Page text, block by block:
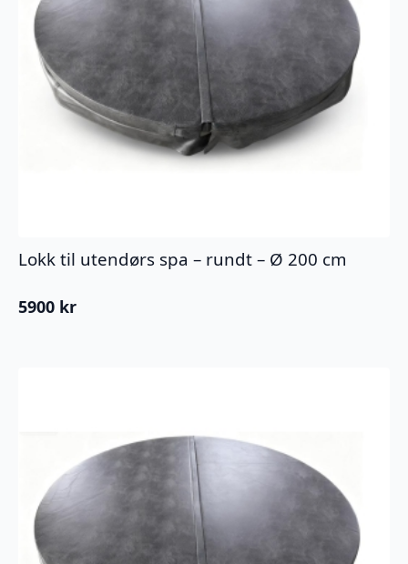
Lokk til utendørs spa – rundt – Ø 200 cm
5900 kr